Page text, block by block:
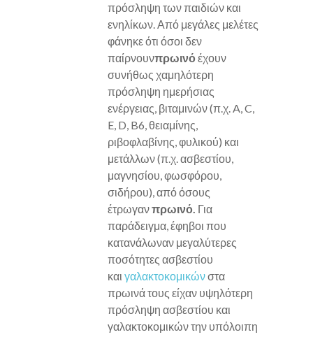
πρόσληψη των παιδιών και
ενηλίκων. Από μεγάλες μελέτες
φάνηκε ότι όσοι δεν
παίρνουνπρωινό έχουν
συνήθως χαμηλότερη
πρόσληψη ημερήσιας
ενέργειας, βιταμινών (π.χ. A, C,
E, D, B6, θειαμίνης,
ριβοφλαβίνης, φυλικού) και
μετάλλων (π.χ. ασβεστίου,
μαγνησίου, φωσφόρου,
σιδήρου), από όσους
έτρωγανπρωινό. Για
παράδειγμα, έφηβοι που
κατανάλωναν μεγαλύτερες
ποσότητες ασβεστίου
και γαλακτοκομικώνστα
πρωινά τους είχαν υψηλότερη
πρόσληψη ασβεστίου και
γαλακτοκομικών την υπόλοιπη